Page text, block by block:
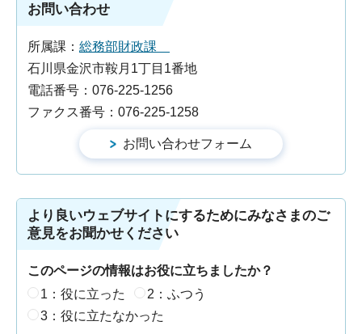
お問い合わせ
所属課： 総務部財政課
石川県金沢市鞍月1丁目1番地
電話番号：076-225-1256
ファクス番号：076-225-1258
より良いウェブサイトにするためにみなさまのご
意見をお聞かせください
このページの情報はお役に立ちましたか？
1：役に立った
2：ふつう
3：役に立たなかった